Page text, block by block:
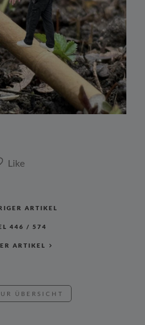
ARTIKEL
446 / 574
ARTIKEL
ÜBERSICHT